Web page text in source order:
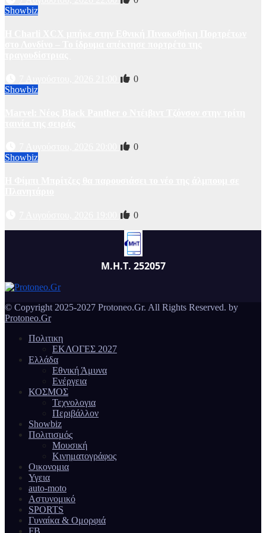
Showbiz
0
Showbiz
0
Showbiz
0
Μ.Η.Τ. 252057
© Copyright 2025-2027 Protoneo.Gr. All Rights Reserved. by
Protoneo.Gr
Πολιτικη
ΕΚΛΟΓΕΣ 2027
Ελλάδα
Εθνική Άμυνα
Ενέργεια
ΚΟΣΜΟΣ
Τεχνολογια
Περιβάλλον
Showbiz
Πολιτισμός
Μουσική
Κινηματογράφος
Οικονομια
Υγεια
auto-moto
Αστυνομικό
SPORTS
Γυναίκα & Ομορφιά
FB